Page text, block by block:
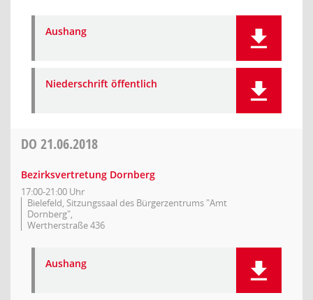
Aushang
Niederschrift öffentlich
DO 21.06.2018
Bezirksvertretung Dornberg
17:00-21:00 Uhr
Bielefeld, Sitzungssaal des Bürgerzentrums "Amt
Dornberg",
Wertherstraße 436
Aushang